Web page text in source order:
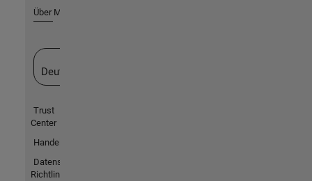
Über MathWorks
Deutschland
Trust
Center
Handelsmarken
Datenschutz-
Richtlinien